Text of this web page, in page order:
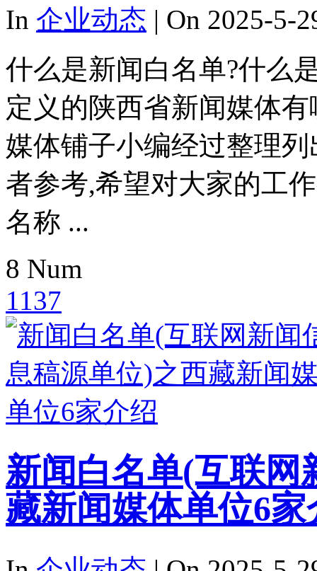
In 企业动态 | On 2025-5-
什么是新闻白名单?什么
定义的陕西省新闻媒体
媒体铺子小编经过整理
者参考,希望对大家的工
名称 ...
8 Num
1137
新闻白名单(互联网
藏新闻媒体单位6家